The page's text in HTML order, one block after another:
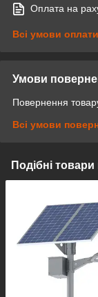
Оплата на
Всі умови оплати
Умови
Повернення
Всі умови
Подібні товари